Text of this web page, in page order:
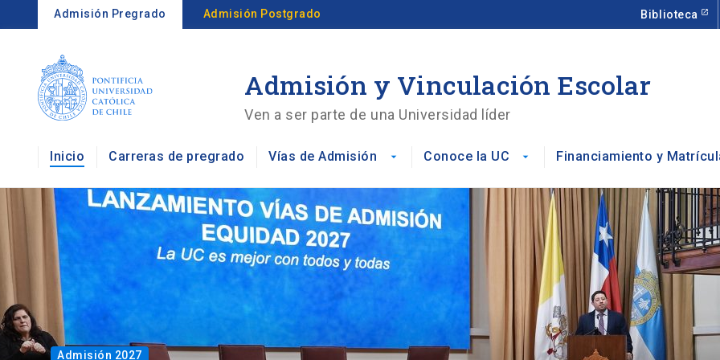
Admisión Pregrado Admisión Postgrado Biblioteca
Admisión y Vinculación Escolar
Ven a ser parte de una Universidad líder
Inicio Carreras de pregrado Vías de Admisión arrow_drop_down Conoce la UC arrow_drop_down Financiamiento y
Admisión 2027